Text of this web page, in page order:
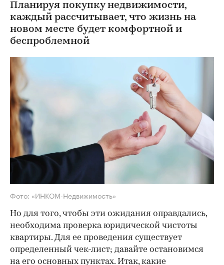
Планируя покупку недвижимости,
каждый рассчитывает, что жизнь на
новом месте будет комфортной и
беспроблемной
Фото: «ИНКОМ-Недвижимость»
Но для того, чтобы эти ожидания оправдались,
необходима проверка юридической чистоты
квартиры. Для ее проведения существует
определенный чек-лист; давайте остановимся
на его основных пунктах. Итак, какие